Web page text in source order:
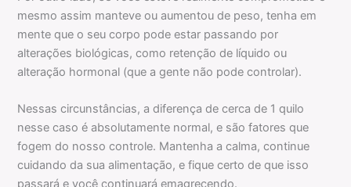
mesmo assim manteve ou aumentou de peso, tenha em
mente que o seu corpo pode estar passando por
alterações biológicas, como retenção de líquido ou
alteração hormonal (que a gente não pode controlar).
Nessas circunstâncias, a diferença de cerca de 1 quilo
nesse caso é absolutamente normal, e são fatores que
fogem do nosso controle. Mantenha a calma, continue
cuidando da sua alimentação, e fique certo de que isso
passará e você continuará emagrecendo.